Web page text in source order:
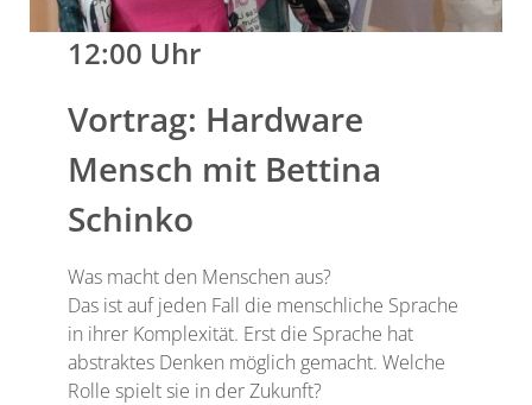
12:00 Uhr
Vortrag: Hardware
Mensch mit Bettina
Schinko
Was macht den Menschen aus?
Das ist auf jeden Fall die menschliche Sprache
in ihrer Komplexität. Erst die Sprache hat
abstraktes Denken möglich gemacht. Welche
Rolle spielt sie in der Zukunft?